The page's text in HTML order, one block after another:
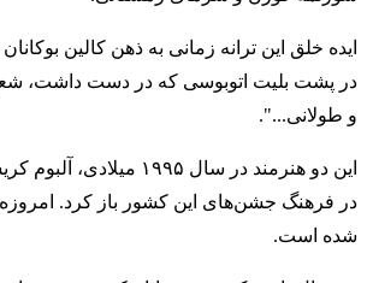
ایده خلق این ترانه زمانی به ذهن کالین
در پشت بلیت اتوبوسی که در دست داشت،
و طولانی...".
این دو هنرمند در
در فرهنگ جشن‌های این کشور باز کرد.
شده است.